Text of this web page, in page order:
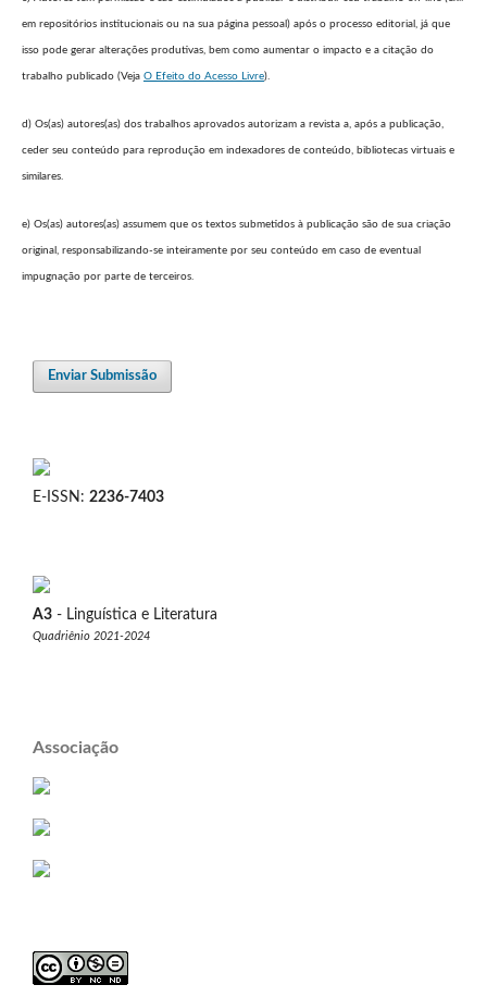
em repositórios institucionais ou na sua página pessoal) após o processo editorial, já que
isso pode gerar alterações produtivas, bem como aumentar o impacto e a citação do
trabalho publicado (Veja O Efeito do Acesso Livre).
d) Os(as) autores(as) dos trabalhos aprovados autorizam a revista a, após a publicação,
ceder seu conteúdo para reprodução em indexadores de conteúdo, bibliotecas virtuais e
similares.
e) Os(as) autores(as) assumem que os textos submetidos à publicação são de sua criação
original, responsabilizando-se inteiramente por seu conteúdo em caso de eventual
impugnação por parte de terceiros.
Enviar Submissão
E-ISSN: 2236-7403
A3 - Linguística e Literatura
Quadriênio 2021-2024
Associação